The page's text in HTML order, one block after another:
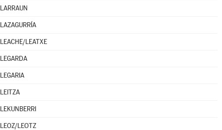
LARRAUN
LAZAGURRÍA
LEACHE/LEATXE
LEGARDA
LEGARIA
LEITZA
LEKUNBERRI
LEOZ/LEOTZ